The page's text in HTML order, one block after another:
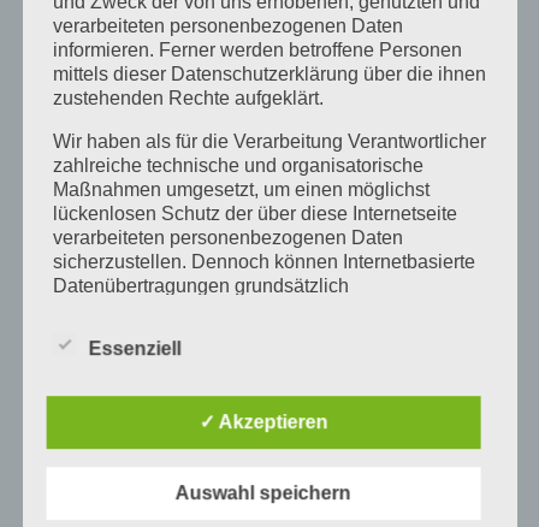
Ähnliche Beiträge
„Türen auf mit der
Maus“ am 3. Oktober
im FabLab Karlsruhe
Neue Stickmaschine
angemeldetsein, um einen Kommentar
verarbeiteten personenbezogenen Daten
informieren. Ferner werden betroffene Personen
mittels dieser Datenschutzerklärung über die ihnen
zustehenden Rechte aufgeklärt.
Wir haben als für die Verarbeitung Verantwortlicher
zahlreiche technische und organisatorische
Maßnahmen umgesetzt, um einen möglichst
lückenlosen Schutz der über diese Internetseite
verarbeiteten personenbezogenen Daten
sicherzustellen. Dennoch können Internetbasierte
Datenübertragungen grundsätzlich
diesem Grund steht es jeder betroffenen Person
uns zu übermitteln.
Essenziell
✓ Akzeptieren
Auswahl speichern